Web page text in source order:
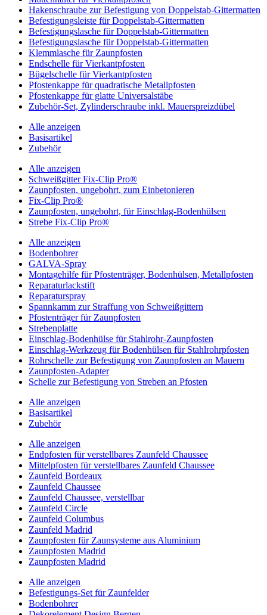
Hakenschraube zur Befestigung von Doppelstab-Gittermatten
Befestigungsleiste für Doppelstab-Gittermatten
Befestigungslasche für Doppelstab-Gittermatten
Befestigungslasche für Doppelstab-Gittermatten
Klemmlasche für Zaunpfosten
Endschelle für Vierkantpfosten
Bügelschelle für Vierkantpfosten
Pfostenkappe für quadratische Metallpfosten
Pfostenkappe für glatte Universalstäbe
Zubehör-Set, Zylinderschraube inkl. Mauerspreizdübel
Alle anzeigen
Basisartikel
Zubehör
Alle anzeigen
Schweißgitter Fix-Clip Pro®
Zaunpfosten, ungebohrt, zum Einbetonieren
Fix-Clip Pro®
Zaunpfosten, ungebohrt, für Einschlag-Bodenhülsen
Strebe Fix-Clip Pro®
Alle anzeigen
Bodenbohrer
GALVA-Spray
Montagehilfe für Pfostenträger, Bodenhülsen, Metallpfosten
Reparaturlackstift
Reparaturspray
Spannkamm zur Straffung von Schweißgittern
Pfostenträger für Zaunpfosten
Strebenplatte
Einschlag-Bodenhülse für Stahlrohr-Zaunpfosten
Einschlag-Werkzeug für Bodenhülsen für Stahlrohrpfosten
Rohrschelle zur Befestigung von Zaunpfosten an Mauern
Zaunpfosten-Adapter
Schelle zur Befestigung von Streben an Pfosten
Alle anzeigen
Basisartikel
Zubehör
Alle anzeigen
Endpfosten für verstellbares Zaunfeld Chaussee
Mittelpfosten für verstellbares Zaunfeld Chaussee
Zaunfeld Bordeaux
Zaunfeld Chaussee
Zaunfeld Chaussee, verstellbar
Zaunfeld Circle
Zaunfeld Columbus
Zaunfeld Madrid
Zaunpfosten für Zaunsysteme aus Aluminium
Zaunpfosten Madrid
Zaunpfosten Madrid
Alle anzeigen
Befestigungs-Set für Zaunfelder
Bodenbohrer